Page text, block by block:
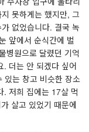
못하게는 했지만, 그
없었습니다. 결국 녹
앞에서 순식간에 벌
병원으로 달렸던 기억
. 더는 안 되겠다 싶어
있는 창고 비슷한 장소
. 저희 집에는 17살 먹
살고 있었기 때문에